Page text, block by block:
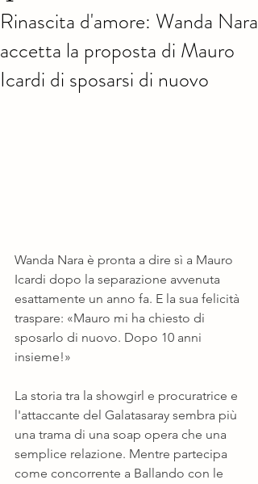
Rinascita d'amore: Wanda Nara
accetta la proposta di Mauro
Icardi di sposarsi di nuovo
Wanda Nara è pronta a dire sì a Mauro
Icardi dopo la separazione avvenuta
esattamente un anno fa. E la sua felicità
traspare: «Mauro mi ha chiesto di
sposarlo di nuovo. Dopo 10 anni
insieme!»
La storia tra la showgirl e procuratrice e
l'attaccante del Galatasaray sembra più
una trama di una soap opera che una
semplice relazione. Mentre partecipa
come concorrente a Ballando con le